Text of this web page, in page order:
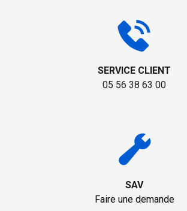
SERVICE CLIENT
05 56 38 63 00
SAV
Faire une demande